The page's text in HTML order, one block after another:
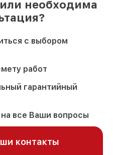
необходима
с выбором
работ
гарантийный
все Ваши вопросы
контакты